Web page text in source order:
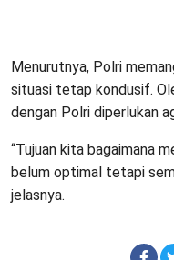
Menurutnya, Polri
situasi tetap kondusif.
dengan Polri diperlukan
“Tujuan kita bagaimana
belum optimal tetapi
jelasnya.